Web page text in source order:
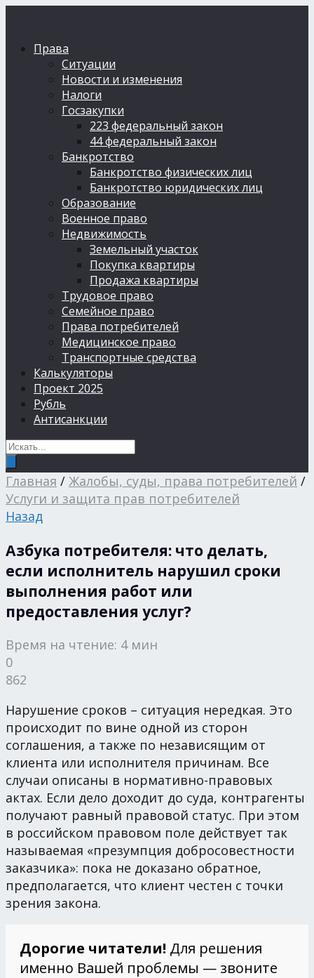
Права
Ситуации
Новости и изменения
Налоги
Госзакупки
223 федеральный закон
44 федеральный закон
Банкротство
Банкротство физических лиц
Банкротство юридических лиц
Образование
Военное право
Недвижимость
Земельный участок
Покупка квартиры
Продажа квартиры
Трудовое право
Семейное право
Права потребителей
Медицинское право
Транспортные средства
Калькуляторы
Проект 2025
Рубль
Антисанкции
Главная / Жалобы, суды, права потребителей /
Услуги и защита прав потребителей
Назад
Азбука потребителя: что делать,
если исполнитель нарушил сроки
выполнения работ или
предоставления услуг?
Время на чтение: 4 мин
0
862
Нарушение сроков – ситуация нередкая. Это
происходит по вине одной из сторон
соглашения, а также по независящим от
клиента или исполнителя причинам. Все
случаи описаны в нормативно-правовых
актах. Если дело доходит до суда, контрагенты
получают равный правовой статус. При этом
в российском правовом поле действует так
называемая «презумпция добросовестности
заказчика»: пока не доказано обратное,
предполагается, что клиент честен с точки
зрения закона.
Дорогие читатели! Для решения
именно Вашей проблемы — звоните